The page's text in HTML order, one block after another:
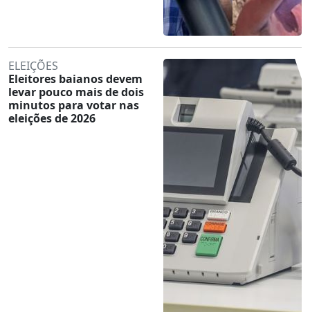
ELEIÇÕES
Eleitores baianos devem
levar pouco mais de dois
minutos para votar nas
eleições de 2026